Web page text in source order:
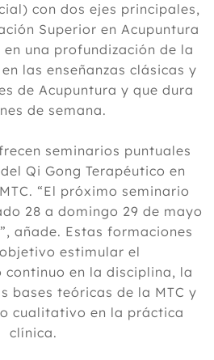
con dos ejes principales,
Superior en Acupuntura
en una profundización de la
las enseñanzas clásicas y
de Acupuntura y que dura
de semana.
seminarios puntuales
Qi Gong Terapéutico en
“El próximo seminario
28 a domingo 29 de mayo
añade. Estas formaciones
estimular el
continuo en la disciplina, la
bases teóricas de la MTC y
cualitativo en la práctica
clínica.